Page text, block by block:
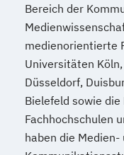
Bereich der
medienorientierte
Universitäten
Düsseldorf,
Bielefeld sowie die
Fachhochschulen
haben die Medien-